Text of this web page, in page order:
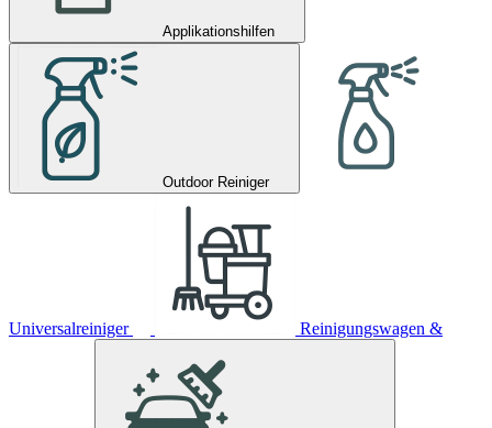
Applikationshilfen
Outdoor Reiniger
Universalreiniger Reinigungswagen &